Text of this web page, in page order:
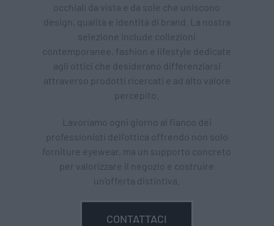
occhiali da vista e da sole che uniscono
design, qualità e identità di brand. La nostra
selezione include collezioni
contemporanee, fashion e lifestyle dedicate
agli ottici che desiderano differenziarsi
attraverso prodotti ricercati e ad alto valore
percepito.
Lavoriamo ogni giorno al fianco dei
professionisti dell’ottica offrendo non solo
forniture eyewear, ma un supporto concreto
per valorizzare il negozio e costruire
un’offerta distintiva.
CONTATTACI